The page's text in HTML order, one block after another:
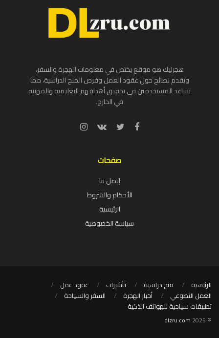
هجرليك هو موقع يختص في معلومات الهجرة والسفر،
ويقدم نصائح حول عقود العمل وفرص المنح الدراسية، مما
يساعد المستخدمين في تحقيق أهدافهم التعليمية والمهنية
في الخارج.
صفحات
إتصل بنا
الأحكام والشروط
الرئيسية
سياسة الخصوصية
الرئيسية منح دراسية تأشيرات
عقود عمل
العمل التطوعي
أخبار الهجرة
السفر والسياحة
تطبيقات سياحية للهواتف الذكية
© 2025
dlzru.com